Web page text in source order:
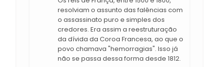
resolviam o assunto das falências com
o assassinato puro e simples dos
credores. Era assim a reestruturação
da dívida da Coroa Francesa, ao que o
povo chamava "hemorragias". Isso já
não se passa dessa forma desde 1812.